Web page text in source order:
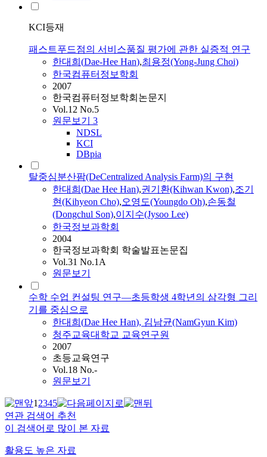
KCI등재
패스트푸드점의 서비스품질 평가에 관한 실증적 연구
한대희 (Dae-Hee Han),최용정(Yong-Jung Choi)
한국컴퓨터정보학회
2007
한국컴퓨터정보학회논문지
Vol.12 No.5
원문보기 3
NDSL
KCI
DBpia
탈중심분산팜(DeCentralized Analysis Farm)의 구현
한대희 (Dae Hee Han),권기환(Kihwan Kwon),조기
현(Kihyeon Cho),오영도(Youngdo Oh),손동철
(Dongchul Son),이지수(Jysoo Lee)
한국정보과학회
2004
한국정보과학회 학술발표논문집
Vol.31 No.1A
원문보기
수학 수업 컨설팅 연구―초등학생 4학년의 삼각형 그리
기를 중심으로
한대희 (Dae Hee Han), 김남균(NamGyun Kim)
청주교육대학교 교육연구원
2007
초등교육연구
Vol.18 No.-
원문보기
12345
연관 검색어 추천
이 검색어로 많이 본 자료
활용도 높은 자료